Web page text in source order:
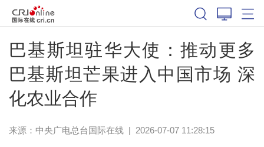
巴基斯坦驻华大使：推动更多
巴基斯坦芒果进入中国市场 深
化农业合作
来源：中央广电总台国际在线| 2026-07-07 11:28:15